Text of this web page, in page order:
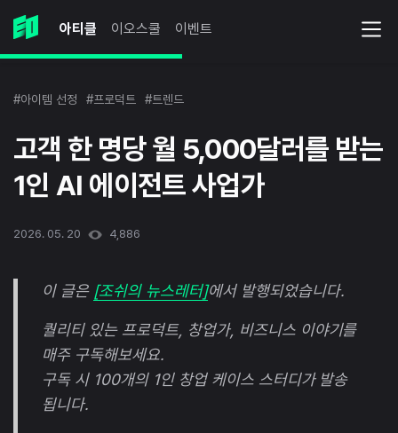
아티클 이오스쿨 이벤트
#아이템 선정 #프로덕트 #트렌드
고객 한 명당 월 5,000달러를 받는
1인 AI 에이전트 사업가
2026. 05. 20 4,886
이 글은 [조쉬의 뉴스레터]에서 발행되었습니다.
퀄리티 있는 프로덕트, 창업가, 비즈니스 이야기를
매주 구독해보세요.
구독 시 100개의 1인 창업 케이스 스터디가 발송
됩니다.